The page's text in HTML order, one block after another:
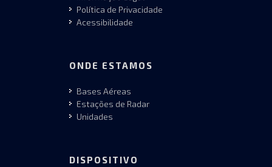
Política de Privacidade
Acessibilidade
ONDE ESTAMOS
Bases Aéreas
Estações de Radar
Unidades
DISPOSITIVO